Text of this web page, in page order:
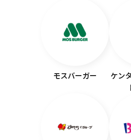
モスバーガー
ケン